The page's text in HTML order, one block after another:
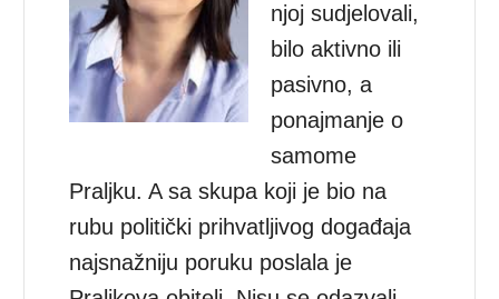
njoj sudjelovali,
bilo aktivno ili
pasivno, a
ponajmanje o
samome
Praljku. A sa skupa koji je bio na
rubu politički prihvatljivog događaja
najsnažniju poruku poslala je